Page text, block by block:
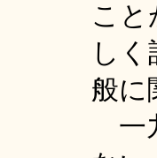
こと
し
般に
一